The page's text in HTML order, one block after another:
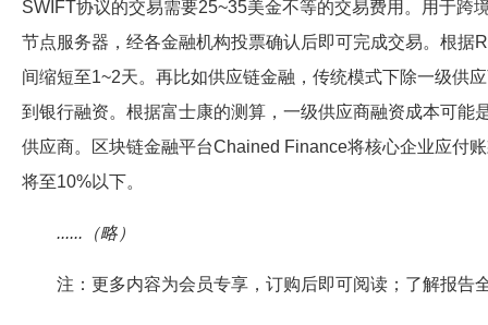
SWIFT协议的交易需要25~35美金不等的交易费用。用于
节点服务器，经各金融机构投票确认后即可完成交易。根
间缩短至1~2天。再比如供应链金融，传统模式下除一级供
到银行融资。根据富士康的测算，一级供应商融资成本可
供应商。区块链金融平台Chained Finance将核心企业应付
将至10%以下。
......（略）
注：更多内容为会员专享，订购后即可阅读；了解报告